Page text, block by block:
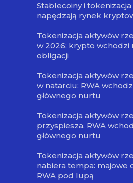
Stablecoiny i tokenizacja
napędzają rynek
Tokenizacja aktywów
w 2026: krypto wchodzi
obligacji
Tokenizacja aktywów
w natarciu: RWA
głównego nurtu
Tokenizacja aktywów
przyspiesza. RWA
głównego nurtu
Tokenizacja aktywów
nabiera tempa: majowe
RWA pod lupą